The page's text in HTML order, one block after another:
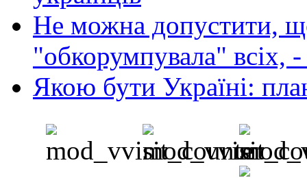
Не можна допустити,
"обкорумпувала" всіх,
Якою бути Україні: